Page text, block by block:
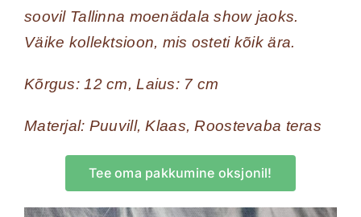
soovil Tallinna moenädala show jaoks.
Väike kollektsioon, mis osteti kõik ära.
Kõrgus: 12 cm, Laius: 7 cm
Materjal: Puuvill, Klaas, Roostevaba teras
Tee oma pakkumine oksjonil!